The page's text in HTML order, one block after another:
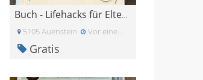
Buch - Lifehacks für Eltern
5105 Auenstein Vor einem Monat
Gratis